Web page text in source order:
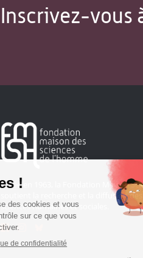
Inscrivez-vous
Créée en 1963, la Fondation Maison
soutient la recherche et la diffusion
sciences humaines et sociales.